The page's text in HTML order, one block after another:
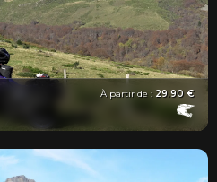
À partir de : 29.90 €